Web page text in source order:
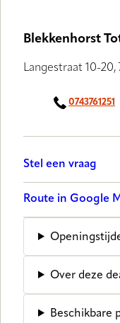
Blekkenhorst
Langestraat 10-20,
0743761251
Stel een vraag
Route in Google
Over deze
Beschikbare